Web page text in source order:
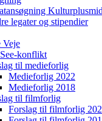
legater og stipendier
Veje
konflikt
til medieforlig
Medieforlig 2022
Medieforlig 2018
til filmforlig
Forslag til filmforlig